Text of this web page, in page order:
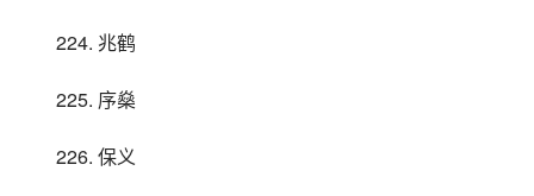
224. 兆鹤
225. 序燊
226. 保义